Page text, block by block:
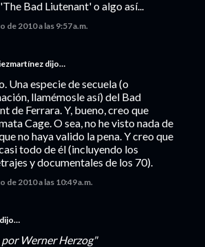
Bad Liutenant' o algo así...
de 2010 a las 9:57 a.m.
dijo…
Una especie de secuela (o
llamémosle así) del Bad
de Ferrara. Y, bueno, creo que
Cage. O sea, no he visto nada de
no haya valido la pena. Y creo que
todo de él (incluyendo los
y documentales de los 70).
de 2010 a las 10:49 a.m.
dijo…
por Werner Herzog"